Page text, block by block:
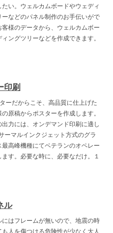
たい。ウェルカムボードやウェディ
ーなどのパネル制作のお手伝いがで
客様のデータから、ウェルカムボー
ィングツリーなどを作成できます。
印刷
ーだからこそ、高品質に仕上げた
原稿からポスターを作成します。
出力には、オンデマンド印刷に適し
ーマルインクジェット方式のグラ
最高峰機種にてベテランのオペレー
ます。必要な時に、必要なだけ。１
ル
にはフレームが無いので、地震の時